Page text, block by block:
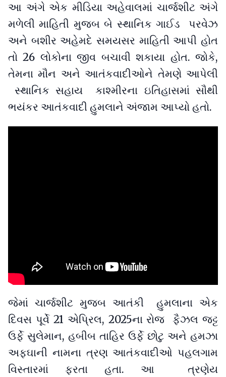
આ અંગે એક મીડિયા અહેવાલમાં ચાર્જશીટ અંગે
મળેલી માહિતી મુજબ બે સ્થાનિક ગાઈડ પરવેઝ
અને બશીર અહેમદે સમયસર માહિતી આપી હોત
તો 26 લોકોના જીવ બચાવી શકાયા હોત. જોકે,
તેમના મૌન અને આતંકવાદીઓને તેમણે આપેલી
સ્થાનિક સહાય કાશ્મીરના ઇતિહાસમાં સૌથી
ભયંકર આતંકવાદી હુમલાને અંજામ આપ્યો હતો.
જેમાં ચાર્જશીટ મુજબ આતંકી હુમલાના એક
દિવસ પૂર્વે 21 એપ્રિલ, 2025ના રોજ ફૈઝલ જટ્ટ
ઉર્ફે સુલેમાન, હબીબ તાહિર ઉર્ફે છોટુ અને હમઝા
અફઘાની નામના ત્રણ આતંકવાદીઓ પહલગામ
વિસ્તારમાં ફરતા હતા. આ ત્રણેય